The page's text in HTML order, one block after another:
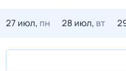
27 июл, пн 28 июл, вт